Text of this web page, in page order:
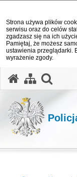
Strona używa plików
serwisu oraz do celów
zgadzasz się na ich
Pamiętaj, że możesz
ustawienia przeglądarki.
wyrażenie zgody.